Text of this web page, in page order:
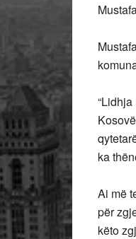
ka
Ai më
për
këto